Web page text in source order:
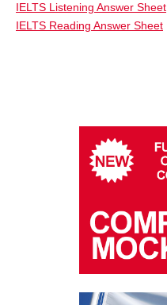
IELTS Listening Answer Sheet
IELTS Reading Answer Sheet